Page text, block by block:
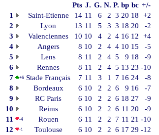
Pts J. G. N. P. bp bc +/-
1
Saint-Etienne 14 11 6 2 3 20 18
+2
2
Lyon 13 11 5 3 3 18 20
-2
3
Valenciennes 10 10 4 2 4 16 12
+4
4
Angers 8 10 2 4 4 10 15
-5
5
Lens 8 11 2 4 5 9 18
-9
6
Rennes 8 11 2 4 5 13 23 -10
7
+6 Stade Français 7 11 3 1 7 16 24
-8
8
Bordeaux 6 10 2 2 6 9 16
-7
9
RC Paris 6 10 2 2 6 18 27
-9
10
Reims 6 10 2 2 6 11 20
-9
11
-4 Rouen 6 11 2 2 7 11 21 -10
12
-1 Toulouse 6 10 2 2 6 17 29 -12